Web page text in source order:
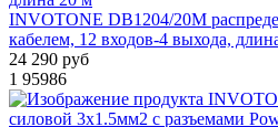
INVOTONE DB1204/20M
кабелем, 12 входов-4 выхода,
24 290 руб
1 95986